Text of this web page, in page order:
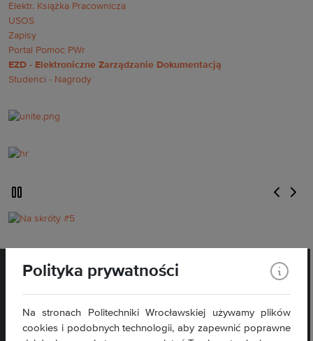
Elektr. Książka Pracownicza
USOS
Zapisy
Portal Pomoc PWr
EZD - Elektroniczne Zarządzanie Dokumentacją
Studenci - Nagrody
wstrzymaj automatyczne przewijanie slajdow
Polityka prywatności
Na stronach Politechniki Wrocławskiej używamy plików
cookies i podobnych technologii, aby zapewnić poprawne